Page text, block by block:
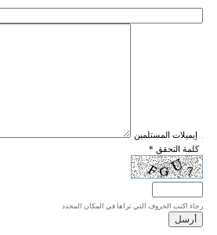
* إيميلات المستلمين اكتبوا كل إيميل في سطر واحد، والحد الأقصى للإيميلات هو 20 إيميلا.
* كلمة التحقق
رجاء اكتب الحروف التي تراها في المكان المحدد